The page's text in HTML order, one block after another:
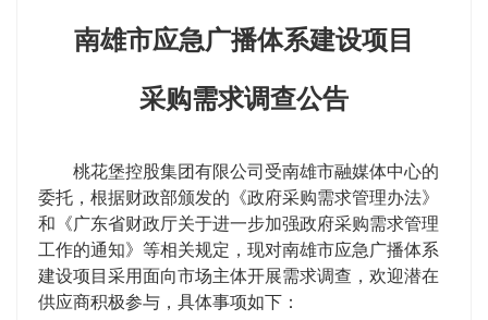
南雄市应急广播体系建设项目
采购需求调查公告
桃花堡控股集团有限公司受南雄市融媒体中心的
委托， 根据财政部颁发的《政府采购需求管理办法》
和《广东省财政厅关于进一步加强政府采购需求管理
工作的通知》等相关规定 ，现对南雄市应急广播体系
建设项目 采用面向市场主体开展需求调查，欢迎潜在
供应商积极参与，具体事项如下 ：